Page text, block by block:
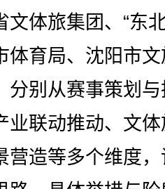
体旅集团、“东
体育局、沈阳市
分别从赛事策划
业联动推动、文
营造等多个维度